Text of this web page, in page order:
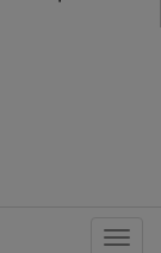
Menú